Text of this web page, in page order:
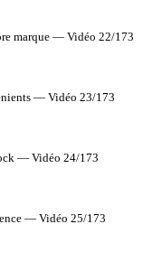
marque — Vidéo 22/173
— Vidéo 23/173
— Vidéo 24/173
— Vidéo 25/173